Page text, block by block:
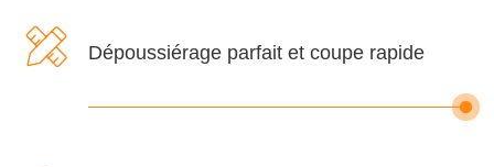
 Dépoussiérage parfait et coupe rapide